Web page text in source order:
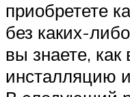
приобретете
без каких-
вы знаете, как
инсталляцию